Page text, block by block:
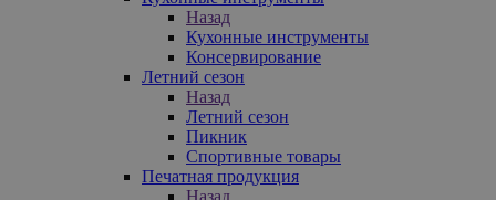
Назад
Кухонные инструменты
Консервирование
Летний сезон
Назад
Летний сезон
Пикник
Спортивные товары
Печатная продукция
Назад